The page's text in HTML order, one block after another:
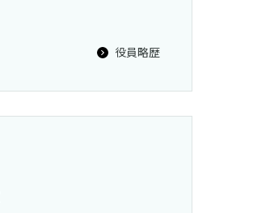
役員略歴